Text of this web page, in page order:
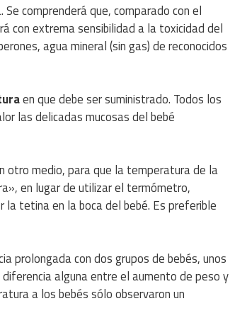
comprenderá que, comparado con el
con extrema sensibilidad a la toxicidad del
agua mineral (sin gas) de reconocidos
en que debe ser suministrado. Todos los
las delicadas mucosas del bebé
otro medio, para que la temperatura de la
en lugar de utilizar el termómetro,
la tetina en la boca del bebé. Es preferible
prolongada con dos grupos de bebés, unos
alguna entre el aumento de peso y
a los bebés sólo observaron un